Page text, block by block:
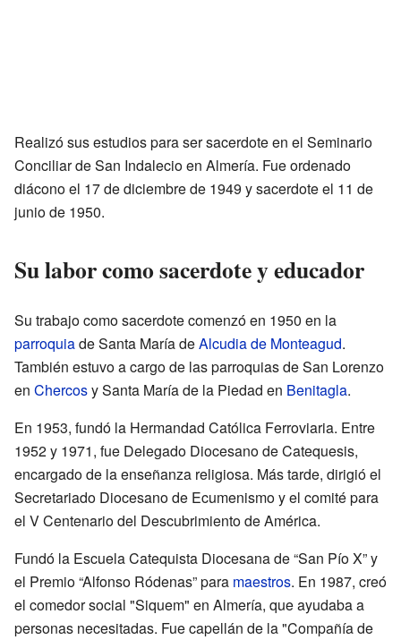
Realizó sus estudios para ser sacerdote en el Seminario
Conciliar de San Indalecio en Almería. Fue ordenado
diácono el 17 de diciembre de 1949 y sacerdote el 11 de
junio de 1950.
Su labor como sacerdote y educador
Su trabajo como sacerdote comenzó en 1950 en la
parroquiade Santa María deAlcudia de Monteagud.
También estuvo a cargo de las parroquias de San Lorenzo
en Chercosy Santa María de la Piedad en Benitagla.
En 1953, fundó la Hermandad Católica Ferroviaria. Entre
1952 y 1971, fue Delegado Diocesano de Catequesis,
encargado de la enseñanza religiosa. Más tarde, dirigió el
Secretariado Diocesano de Ecumenismo y el comité para
el V Centenario del Descubrimiento de América.
Fundó la Escuela Catequista Diocesana de “San Pío X” y
el Premio “Alfonso Ródenas” para maestros. En 1987, creó
el comedor social "Siquem" en Almería, que ayudaba a
personas necesitadas. Fue capellán de la "Compañía de